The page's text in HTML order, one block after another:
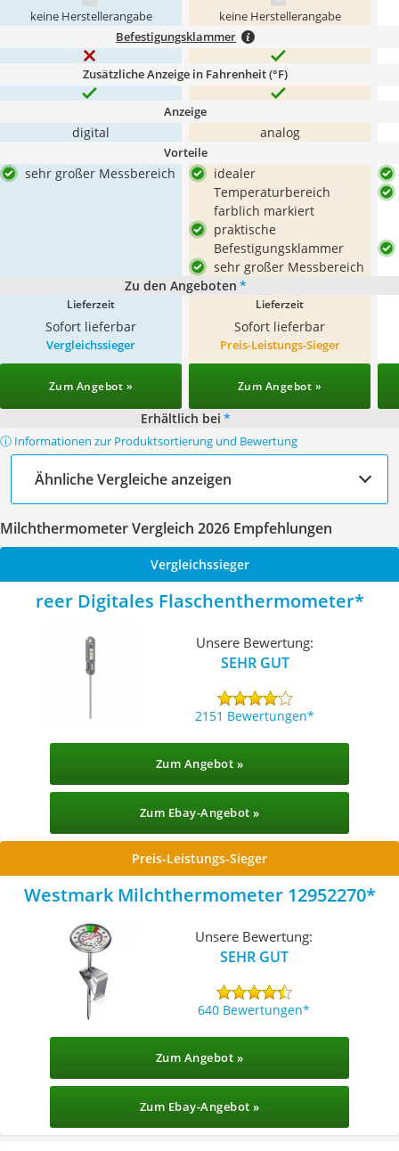
keine Herstellerangabe keine Herstellerangabe
Befestigungsklammer
Zusätzliche Anzeige in Fahrenheit (°F)
Anzeige
digital analog
Vorteile
sehr großer Messbereich
idealer
Temperaturbereich
farblich markiert
praktische
Befestigungsklammer
sehr großer Messbereich
Zu den Angeboten *
Lieferzeit
Sofort lieferbar
Lieferzeit
Sofort lieferbar
Vergleichssieger
Zum Angebot »
Preis-Leistungs-Sieger
Zum Angebot »
Erhältlich bei *
ⓘ Informationen zur Produktsortierung und Bewertung
Ähnliche Vergleiche anzeigen
Milchthermometer Vergleich 2026 Empfehlungen
Vergleichssieger
reer Digitales Flaschenthermometer
Unsere Bewertung:
SEHR GUT
2151 Bewertungen
Zum Angebot »
Zum Ebay-Angebot »
Preis-Leistungs-Sieger
Westmark Milchthermometer 12952270
Unsere Bewertung:
SEHR GUT
640 Bewertungen
Zum Angebot »
Zum Ebay-Angebot »